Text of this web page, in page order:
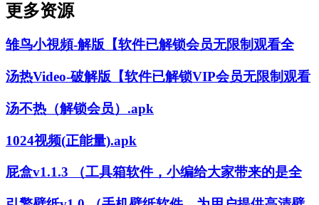
更多资源
雏鸟小視頻-解版【软件已解锁会员无限制观看全
汤热Video-破解版【软件已解锁VIP会员无限制观看
汤不热（解锁会员）.apk
1024视频(正能量).apk
屁盒v1.1.3 （工具箱软件，小编给大家带来的是全